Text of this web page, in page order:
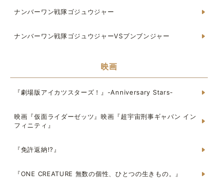
ナンバーワン戦隊ゴジュウジャー
ナンバーワン戦隊ゴジュウジャーVSブンブンジャー
映画
『劇場版アイカツスターズ！』-Anniversary Stars-
映画『仮面ライダーゼッツ』映画『超宇宙刑事ギャバン イン
フィニティ』
『免許返納!?』
『ONE CREATURE 無数の個性、ひとつの生きもの。』